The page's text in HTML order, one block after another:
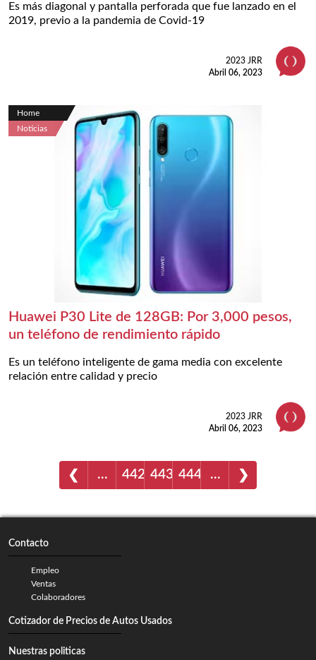
Es más diagonal y pantalla perforada que fue lanzado en el
2019, previo a la pandemia de Covid-19
2023 JRR
Abril 06, 2023
Home
Noticias
Huawei P30 Lite de 128GB: Por 3,000 pesos,
un teléfono de rendimiento rápido
Es un teléfono inteligente de gama media con excelente
relación entre calidad y precio
2023 JRR
Abril 06, 2023
❮ … 442 443 444 … ❯
Contacto
Empleo
Ventas
Colaboradores
Cotizador de Precios de Autos Usados
Nuestras politicas